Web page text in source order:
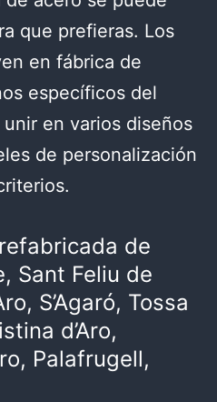
que prefieras. Los
en fábrica de
específicos del
en varios diseños
de personalización
de
Sant Feliu de
S’Agaró, Tossa
d’Aro,
Palafrugell,